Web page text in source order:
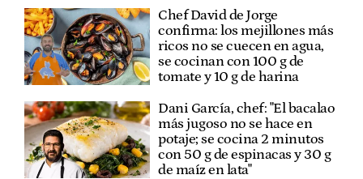
Chef David de Jorge
confirma: los mejillones más
ricos no se cuecen en agua,
se cocinan con 100 g de
tomate y 10 g de harina
Dani García, chef: "El bacalao
más jugoso no se hace en
potaje; se cocina 2 minutos
con 50 g de espinacas y 30 g
de maíz en lata"